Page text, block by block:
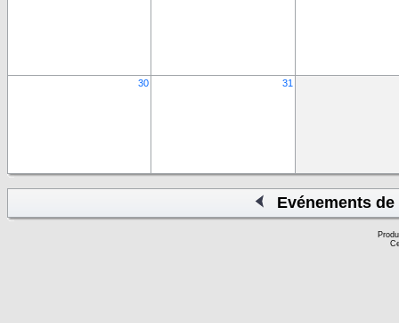
30 31
Evénements